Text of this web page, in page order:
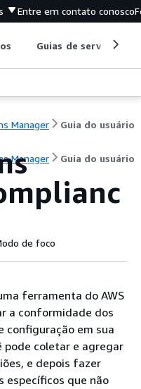
Entre em contato conosco
Guias de serviço
Manager Guia do usuário
Manager Guia do usuário
de foco
ferramenta do AWS
a conformidade dos
configuração em sua
pode coletar e agregar
e depois fazer
específicos que não